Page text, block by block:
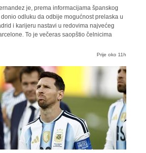
je, prema informacijama španskog
donio odluku da odbije mogućnost prelaska u
i karijeru nastavi u redovima najvećeg
To je večeras saopštio čelnicima
Prije oko 11h